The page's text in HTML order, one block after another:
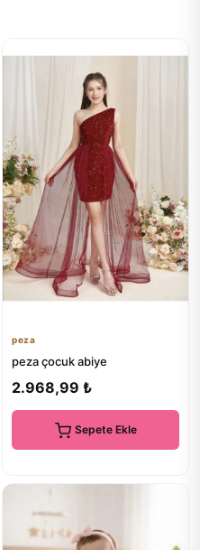
peza
peza çocuk abiye
2.968,99 ₺
Sepete Ekle